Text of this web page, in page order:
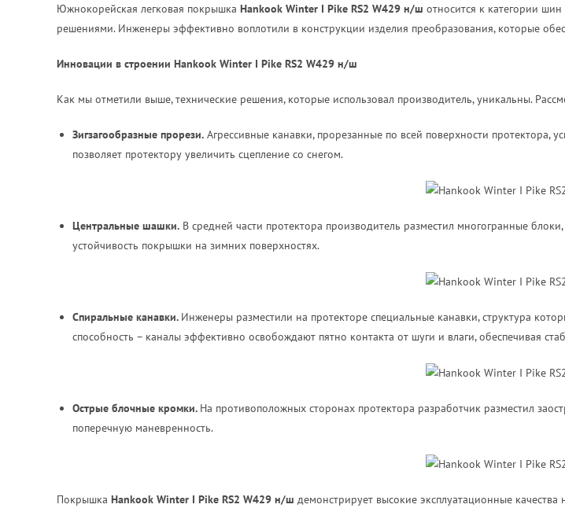
Южнокорейская легковая покрышка Hankook Winter I Pike RS2 W429 н/ш относится к категории
решениями. Инженеры эффективно воплотили в конструкции изделия преобразования, которые
Инновации в строении Hankook Winter I Pike RS2 W429 н/ш
Как мы отметили выше, технические решения, которые использовал производитель, уникальны.
Зигзагообразные прорези. Агрессивные канавки, прорезанные по всей поверхности
позволяет протектору увеличить сцепление со снегом.
Центральные шашки. В средней части протектора производитель разместил многогранные
устойчивость покрышки на зимних поверхностях.
Спиральные канавки. Инженеры разместили на протекторе специальные канавки, структура
способность – каналы эффективно освобождают пятно контакта от шуги и влаги, обеспечивая
Острые блочные кромки. На противоположных сторонах протектора разработчик разместил
поперечную маневренность.
Покрышка Hankook Winter I Pike RS2 W429 н/ш демонстрирует высокие эксплуатационные